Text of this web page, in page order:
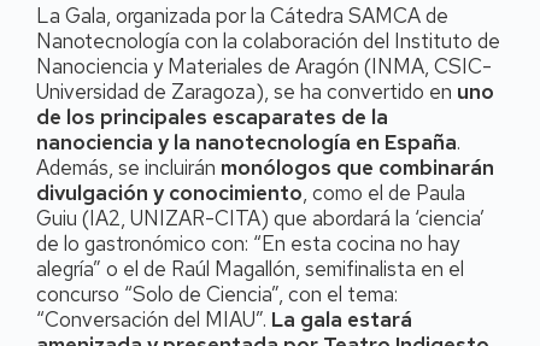
La Gala, organizada por la Cátedra SAMCA de
Nanotecnología con la colaboración del Instituto de
Nanociencia y Materiales de Aragón (INMA, CSIC-
Universidad de Zaragoza), se ha convertido en uno
de los principales escaparates de la
nanociencia y la nanotecnología en España.
Además, se incluirán monólogos que combinarán
divulgación y conocimiento, como el de Paula
Guiu (IA2, UNIZAR-CITA) que abordará la ‘ciencia’
de lo gastronómico con: “En esta cocina no hay
alegría” o el de Raúl Magallón, semifinalista en el
concurso “Solo de Ciencia”, con el tema:
“Conversación del MIAU”. La gala estará